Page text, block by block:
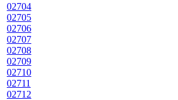
02704
02705
02706
02707
02708
02709
02710
02711
02712